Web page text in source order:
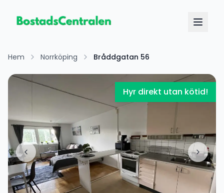
Hem Norrköping Bråddgatan 56
Hyr direkt utan kötid!